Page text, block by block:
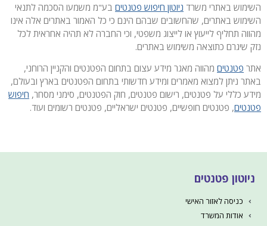
השימוש באתרי משרד ניוטון חיפוש פטנטים בע"מ משמעו הסכמה לתנאי
השימוש באתרים, שהחשובים שבהם הינם כי כל האמור באתרים אלה אינו
מהווה תחליף לייעוץ או לייצוג משפטי, וכי החברה לא תהיה אחראית לכל
נזק שיגרם כתוצאה משימוש באתרים.
אתר פטנטים מהווה מאגר מידע עצום בתחום הפטנטים והקניין הרוחני,
באתר ניתן למצוא מאמרים ומידע חדשותי בתחום הפטנטים בארץ ובעולם,
מידע כללי על פטנטים, רישום פטנטים, חוק הפטנטים, סימני מסחר, חיפוש
פטנטים, פטנטים חופשיים, פטנטים ישראליים, פטנטים רשומים ועוד.
ניוטון פטנטים
כניסה לאזור האישי
אודות המשרד